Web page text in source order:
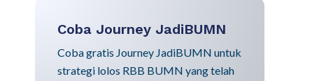
Coba Journey JadiBUMN
Coba gratis Journey JadiBUMN untuk
strategi lolos RBB BUMN yang telah